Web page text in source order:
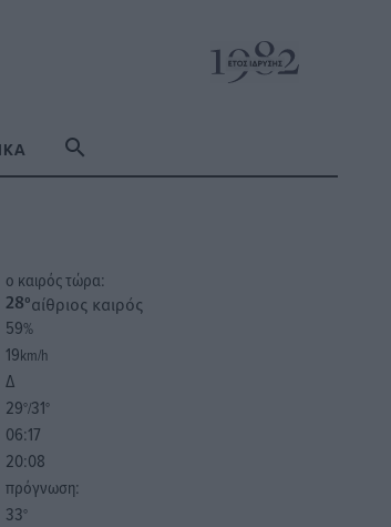
o καιρός τώρα:
28°αίθριος καιρός
59%
19km/h
Δ
29°/31°
06:17
20:08
πρόγνωση:
33°